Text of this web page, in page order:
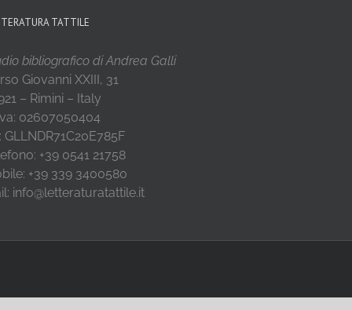
TATTILE
bibliografico di Andrea Galli
Giovanni XXIII, 31
– Rimini – Italy
02607050404
GLLNDR71C20E785F
+39 0541 21758
+39 339 3400580
info@letteraturatattile.it